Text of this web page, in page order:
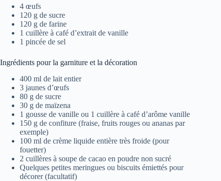
4 œufs
120 g de sucre
120 g de farine
1 cuillère à café d’extrait de vanille
1 pincée de sel
Ingrédients pour la garniture et la décoration
400 ml de lait entier
3 jaunes d’œufs
80 g de sucre
30 g de maïzena
1 gousse de vanille ou 1 cuillère à café d’arôme vanille
150 g de confiture (fraise, fruits rouges ou ananas par
exemple)
100 ml de crème liquide entière très froide (pour
fouetter)
2 cuillères à soupe de cacao en poudre non sucré
Quelques petites meringues ou biscuits émiettés pour
décorer (facultatif)